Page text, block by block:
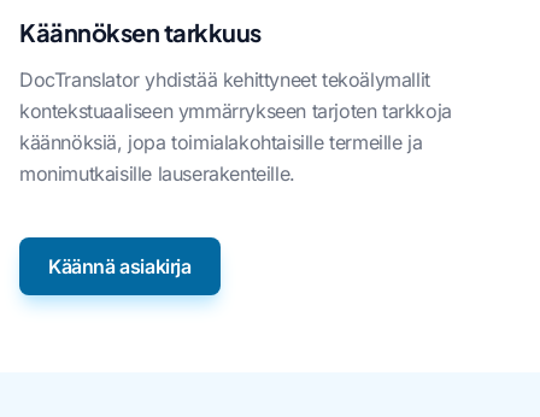
Käännöksen tarkkuus
DocTranslator yhdistää kehittyneet tekoälymallit
kontekstuaaliseen ymmärrykseen tarjoten tarkkoja
käännöksiä, jopa toimialakohtaisille termeille ja
monimutkaisille lauserakenteille.
Käännä asiakirja